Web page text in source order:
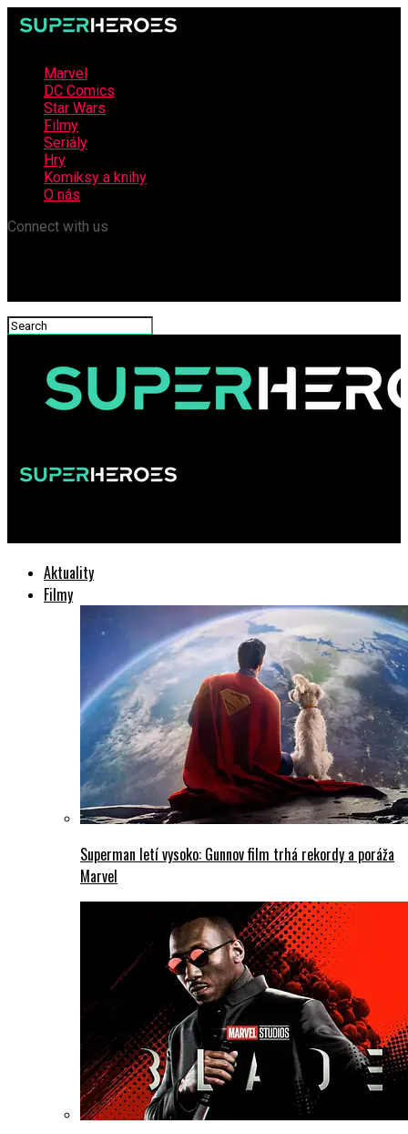
Marvel
DC Comics
Star Wars
Filmy
Seriály
Hry
Komiksy a knihy
O nás
Connect with us
Aktuality
Filmy
Superman letí vysoko: Gunnov film trhá rekordy a poráža
Marvel